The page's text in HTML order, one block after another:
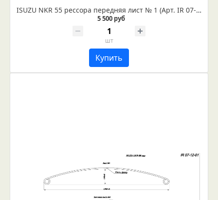
ISUZU NKR 55 рессора передняя лист № 1 (Арт. IR 07-10-01) Лист не укомплектован втулкой и сайлентблоком
5 500 руб
шт
Купить